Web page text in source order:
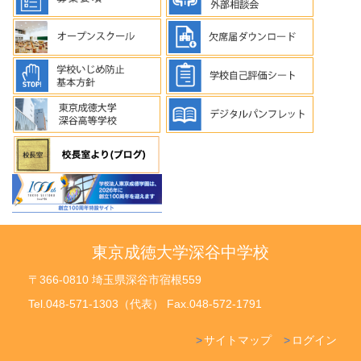
東京成徳大学深谷中学校
〒366-0810 埼玉県深谷市宿根559
Tel.048-571-1303（代表） Fax.048-572-1791
ログイン
サイトマップ